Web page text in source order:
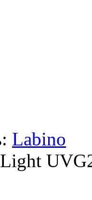
Labino